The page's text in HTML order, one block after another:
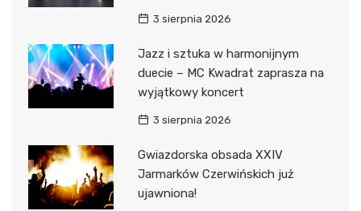
3 sierpnia 2026
Jazz i sztuka w harmonijnym
duecie – MC Kwadrat zaprasza na
wyjątkowy koncert
3 sierpnia 2026
Gwiazdorska obsada XXIV
Jarmarków Czerwińskich już
ujawniona!